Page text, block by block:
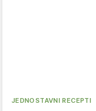
JEDNOSTAVNI RECEPTI